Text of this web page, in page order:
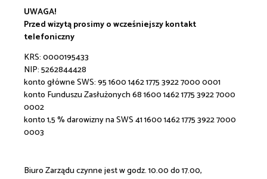
UWAGA!
Przed wizytą prosimy o wcześniejszy kontakt
telefoniczny
KRS: 0000195433
NIP: 5262844428
konto główne SWS:95 1600 1462 1775 3922 7000 0001
konto Funduszu Zasłużonych 68 1600 1462 1775 3922 7000
0002
konto 1,5 % darowizny na SWS 41 1600 1462 1775 3922 7000
0003
Biuro Zarządu czynne jest w godz. 10.00 do 17.00,